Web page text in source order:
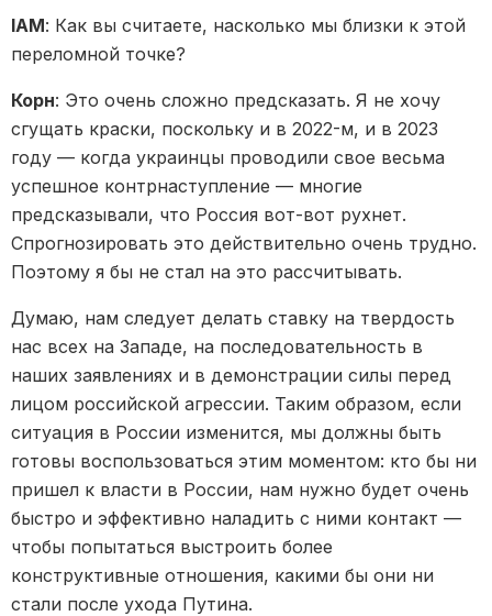
IAM: Как вы считаете, насколько мы близки к этой
переломной точке?
Корн: Это очень сложно предсказать. Я не хочу
сгущать краски, поскольку и в 2022-м, и в 2023
году — когда украинцы проводили свое весьма
успешное контрнаступление — многие
предсказывали, что Россия вот-вот рухнет.
Спрогнозировать это действительно очень трудно.
Поэтому я бы не стал на это рассчитывать.
Думаю, нам следует делать ставку на твердость
нас всех на Западе, на последовательность в
наших заявлениях и в демонстрации силы перед
лицом российской агрессии. Таким образом, если
ситуация в России изменится, мы должны быть
готовы воспользоваться этим моментом: кто бы ни
пришел к власти в России, нам нужно будет очень
быстро и эффективно наладить с ними контакт —
чтобы попытаться выстроить более
конструктивные отношения, какими бы они ни
стали после ухода Путина.